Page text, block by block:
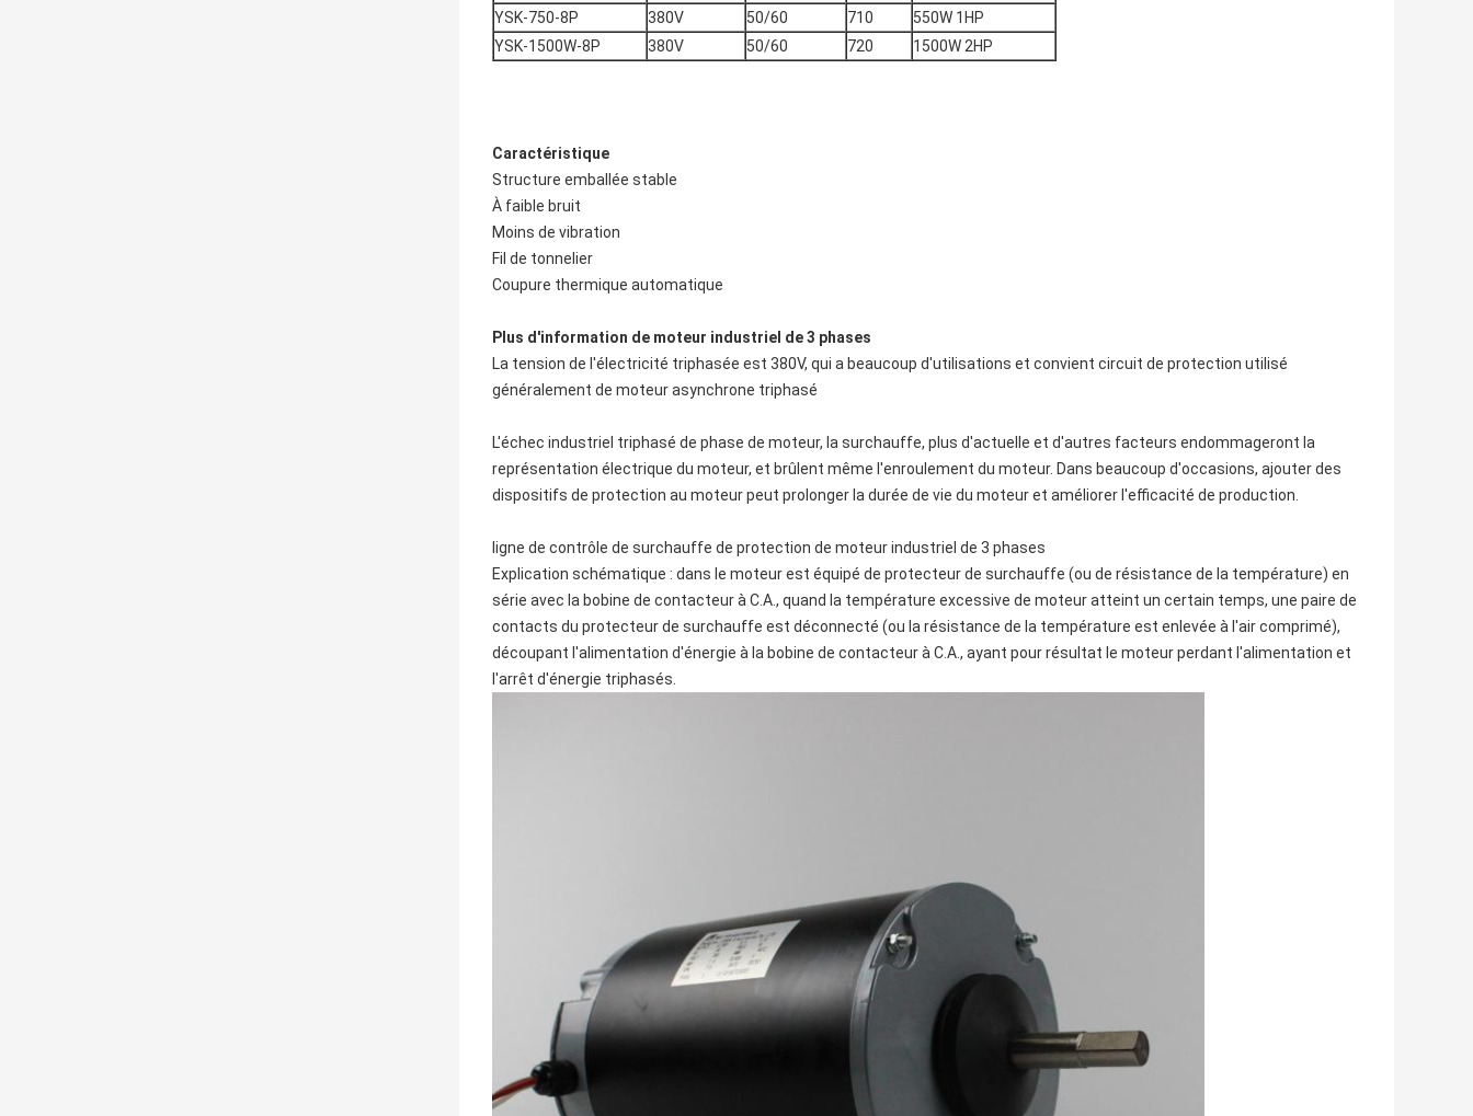
YSK-750-8P
380V 50/60 710
550W 1HP
YSK-1500W-8P
380V 50/60 720 1500W 2HP
Caractéristique
Structure emballée stable
À faible bruit
Moins de vibration
Fil de tonnelier
Coupure thermique automatique
Plus d'information de moteur industriel de 3 phases
La tension de l'électricité triphasée est 380V, qui a beaucoup d'utilisations et convient circuit de protection utilisé
généralement de moteur asynchrone triphasé
L'échec industriel triphasé de phase de moteur, la surchauffe, plus d'actuelle et d'autres facteurs endommageront la
représentation électrique du moteur, et brûlent même l'enroulement du moteur. Dans beaucoup d'occasions, ajouter des
dispositifs de protection au moteur peut prolonger la durée de vie du moteur et améliorer l'efficacité de production.
ligne de contrôle de surchauffe de protection de moteur industriel de 3 phases
Explication schématique : dans le moteur est équipé de protecteur de surchauffe (ou de résistance de la température) en
série avec la bobine de contacteur à C.A., quand la température excessive de moteur atteint un certain temps, une paire de
contacts du protecteur de surchauffe est déconnecté (ou la résistance de la température est enlevée à l'air comprimé),
découpant l'alimentation d'énergie à la bobine de contacteur à C.A., ayant pour résultat le moteur perdant l'alimentation et
l'arrêt d'énergie triphasés.